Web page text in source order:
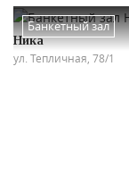
Банкетный зал
Ника
ул. Тепличная, 78/1